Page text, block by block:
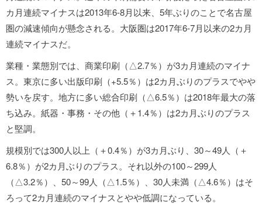
カ月連続マイナスは2013年6-8月以来、5年ぶりのことで名古屋
圏の減速傾向が懸念される。大阪圏は2017年6-7月以来の2カ月
連続マイナスだ。
業種・業態別では、商業印刷（△2.7％）が3カ月連続のマイナ
ス。東京に多い出版印刷（+5.5％）は2カ月ぶりのプラスでやや
勢いを戻す。地方に多い総合印刷（△6.5％）は2018年最大の落
ち込み。紙器・事務・その他（＋1.4％）は2カ月ぶりのプラス
と堅調。
規模別では300人以上（＋0.4％）が3カ月ぶり、30～49人（＋
6.8％）が2カ月ぶりのプラス。それ以外の100～299人
（△3.2％）、50～99人（△1.5％）、30人未満（△4.6％）はそ
ろって2カ月連続のマイナスとやや低調になっている。